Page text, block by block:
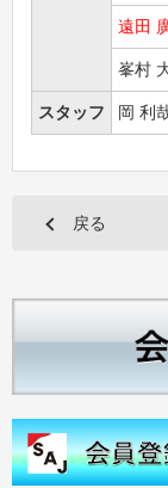
遠田
峯村
スタッフ 岡 利
戻る